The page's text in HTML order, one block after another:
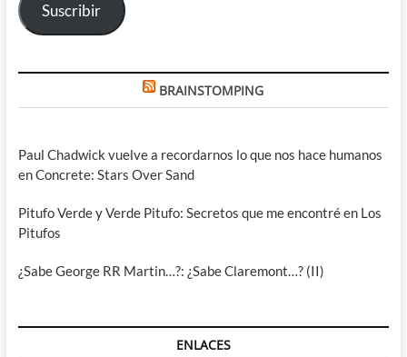
Suscribir
BRAINSTOMPING
Paul Chadwick vuelve a recordarnos lo que nos hace humanos
en Concrete: Stars Over Sand
Pitufo Verde y Verde Pitufo: Secretos que me encontré en Los
Pitufos
¿Sabe George RR Martin…?: ¿Sabe Claremont…? (II)
ENLACES